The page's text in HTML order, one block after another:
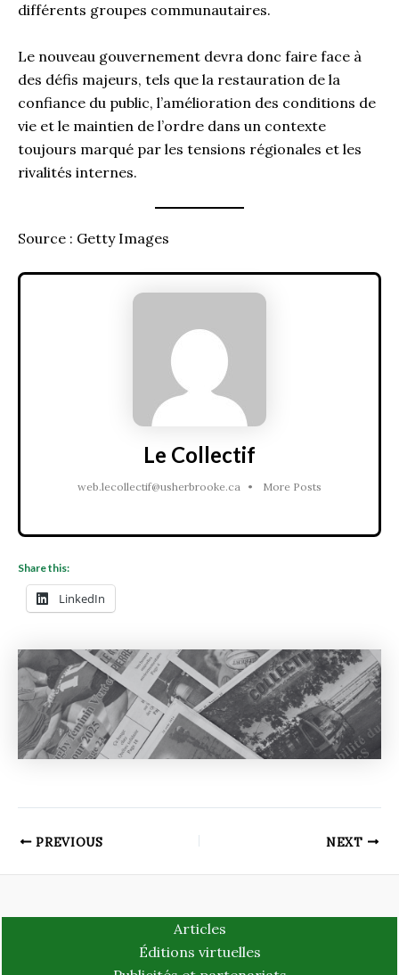
différents groupes communautaires.
Le nouveau gouvernement devra donc faire face à
des défis majeurs, tels que la restauration de la
confiance du public, l’amélioration des conditions de
vie et le maintien de l’ordre dans un contexte
toujours marqué par les tensions régionales et les
rivalités internes.
Source : Getty Images
Le Collectif
web.lecollectif@usherbrooke.ca • More Posts
Share this:
LinkedIn
PREVIOUS NEXT
Articles
Éditions virtuelles